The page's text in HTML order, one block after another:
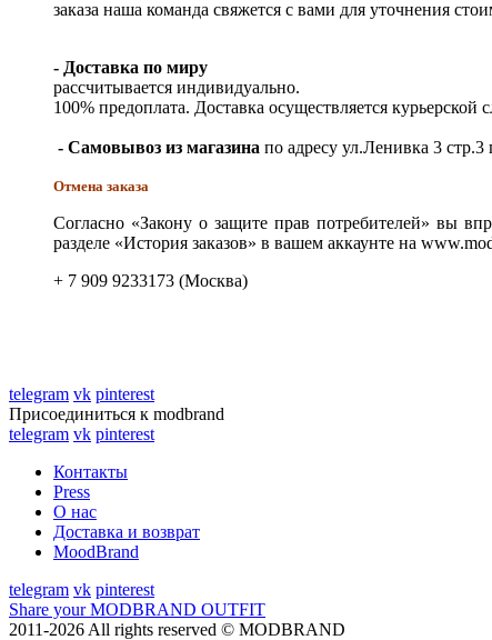
заказа наша команда свяжется с вами для уточнения
- Доставка по миру
рассчитывается индивидуально.
100% предоплата. Доставка осуществляется курьерской
- Самовывоз из магазина по адресу ул.Ленивка 3 стр.3
Отмена заказа
Согласно «Закону о защите прав потребителей» вы
разделе «История заказов» в вашем аккаунте на
+ 7 909 9233173 (Москва)
telegram vk pinterest
Присоединиться к modbrand
telegram vk pinterest
Контакты
Press
О нас
Доставка и возврат
MoodBrand
telegram vk pinterest
Share your MODBRAND OUTFIT
2011-2026 All rights reserved © MODBRAND